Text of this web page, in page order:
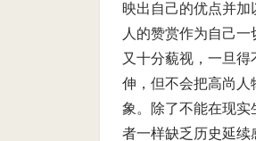
映出自己的优点并
人的赞赏作为自己
又十分藐视，一旦
伸，但不会把高尚人
象。除了不能在现实
者一样缺乏历史延续